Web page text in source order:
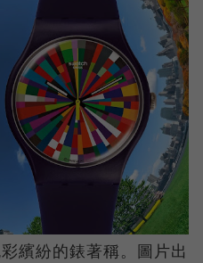
繽紛的錶著稱。圖片出